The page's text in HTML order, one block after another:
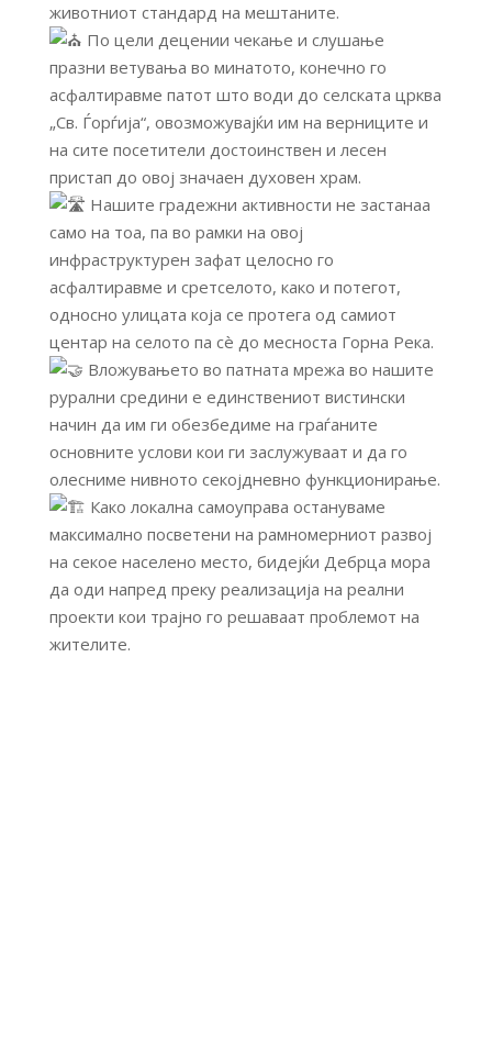
животниот стандард на мештаните.
По цели децении чекање и слушање
празни ветувања во минатото, конечно го
асфалтиравме патот што води до селската црква
„Св. Ѓорѓија“, овозможувајќи им на верниците и
на сите посетители достоинствен и лесен
пристап до овој значаен духовен храм.
Нашите градежни активности не застанаа
само на тоа, па во рамки на овој
инфраструктурен зафат целосно го
асфалтиравме и сретселото, како и потегот,
односно улицата која се протега од самиот
центар на селото па сè до месноста Горна Река.
Вложувањето во патната мрежа во нашите
рурални средини е единствениот вистински
начин да им ги обезбедиме на граѓаните
основните услови кои ги заслужуваат и да го
олесниме нивното секојдневно функционирање.
Како локална самоуправа остануваме
максимално посветени на рамномерниот развој
на секое населено место, бидејќи Дебрца мора
да оди напред преку реализација на реални
проекти кои трајно го решаваат проблемот на
жителите.